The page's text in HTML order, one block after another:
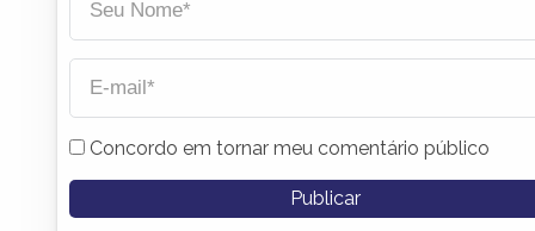
Concordo em tornar meu comentário público